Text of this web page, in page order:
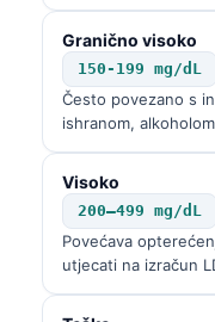
Granično visoko
150-199 mg/dL
Često povezano s
ishranom,
Visoko
200–499 mg/dL
Povećava
utjecati na izračun
Suomi
Hrvatski
Slovenčina
سنڌي
සිංහල